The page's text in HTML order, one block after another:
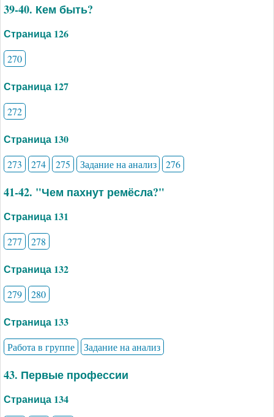
39-40. Кем быть?
Страница 126
270
Страница 127
272
Страница 130
273 274 275 Задание на анализ 276
41-42. "Чем пахнут ремёсла?"
Страница 131
277 278
Страница 132
279 280
Страница 133
Работа в группе Задание на анализ
43. Первые профессии
Страница 134